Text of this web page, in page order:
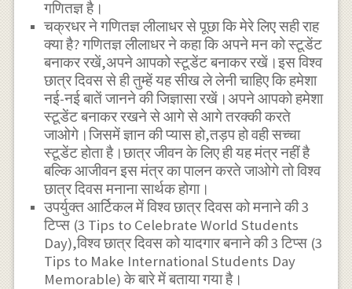
गणितज्ञ है।
चक्रधर ने गणितज्ञ लीलाधर से पूछा कि मेरे लिए सही राह
क्या है? गणितज्ञ लीलाधर ने कहा कि अपने मन को स्टूडेंट
बनाकर रखें,अपने आपको स्टूडेंट बनाकर रखें।इस विश्व
छात्र दिवस से ही तुम्हें यह सीख ले लेनी चाहिए कि हमेशा
नई-नई बातें जानने की जिज्ञासा रखें।अपने आपको हमेशा
स्टूडेंट बनाकर रखने से आगे से आगे तरक्की करते
जाओगे।जिसमें ज्ञान की प्यास हो,तड़प हो वही सच्चा
स्टूडेंट होता है।छात्र जीवन के लिए ही यह मंत्र नहीं है
बल्कि आजीवन इस मंत्र का पालन करते जाओगे तो विश्व
छात्र दिवस मनाना सार्थक होगा।
उपर्युक्त आर्टिकल में विश्व छात्र दिवस को मनाने की 3
टिप्स (3 Tips to Celebrate World Students
Day),विश्व छात्र दिवस को यादगार बनाने की 3 टिप्स (3
Tips to Make International Students Day
Memorable) के बारे में बताया गया है।